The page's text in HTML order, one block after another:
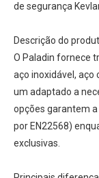
de segurança
Descrição do
O Paladin fornece
aço inoxidável, aço
um adaptado a
opções garantem
por EN22568)
exclusivas.